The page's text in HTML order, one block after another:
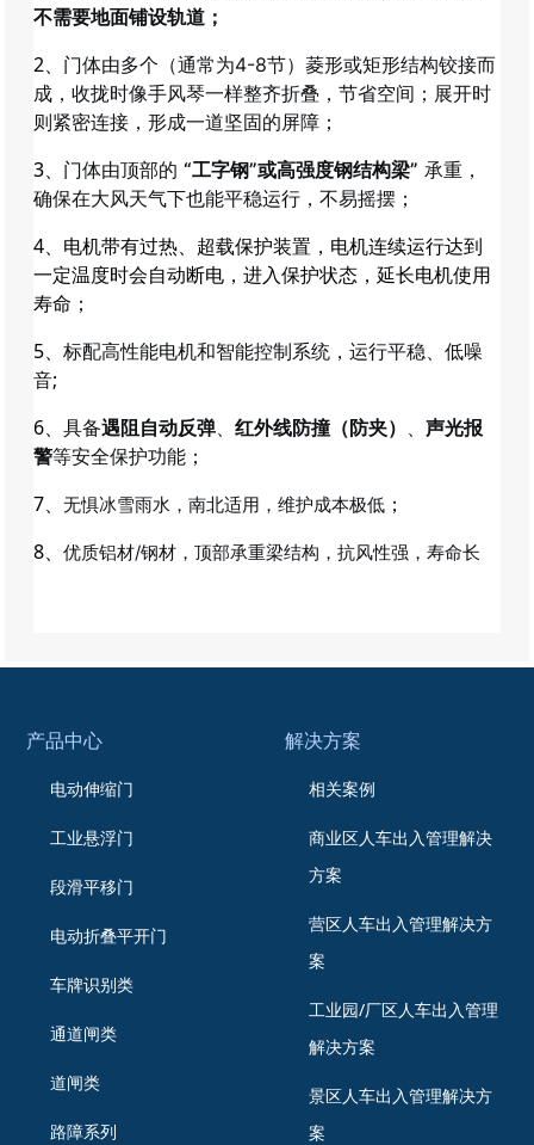
不需要地面铺设轨道；
2、 门体由多个（通常为4-8节）菱形或矩形结构铰接而
成，收拢时像手风琴一样整齐折叠，节省空间；展开时
则紧密连接，形成一道坚固的屏障 ；
3、 门体由顶部的“工字钢”或高强度钢结构梁” 承重，
确保在大风天气下也能平稳运行，不易摇摆 ；
4、电机带有过热、超载保护装置，电机连续运行达到
一定温度时会自动断电，进入保护状态，延长电机使用
寿命；
5、标配高性能电机和智能控制系统，运行平稳、低噪
音;
6、具备遇阻自动反弹、红外线防撞（防夹） 、声光报
警等安全保护功能 ；
7、无惧冰雪雨水，南北适用，维护成本极低 ；
8、优质铝材/钢材，顶部承重梁结构，抗风性强，寿命长
产品中心
电动伸缩门
工业悬浮门
段滑平移门
电动折叠平开门
车牌识别类
通道闸类
道闸类
路障系列
解决方案
相关案例
商业区人车出入管理解决
方案
营区人车出入管理解决方
案
工业园/厂区人车出入管理
解决方案
景区人车出入管理解决方
案